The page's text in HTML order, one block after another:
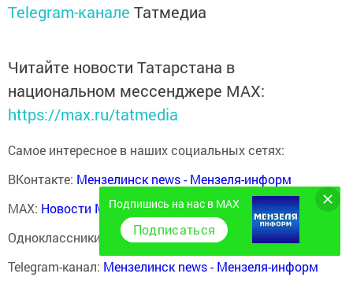
Telegram-канале Татмедиа
Читайте новости Татарстана в
национальном мессенджере MАХ:
https://max.ru/tatmedia
Самое интересное в наших социальных сетях:
ВКонтакте: Мензелинск news - Мензеля-информ
MAX: Новости Мензелинска - Мензеля онлайн
Одноклассники:
ok.ru/menzelinsk
Telegram-канал: Мензелинск news - Мензеля-информ
Подпишись на нас в MAX
Подписаться